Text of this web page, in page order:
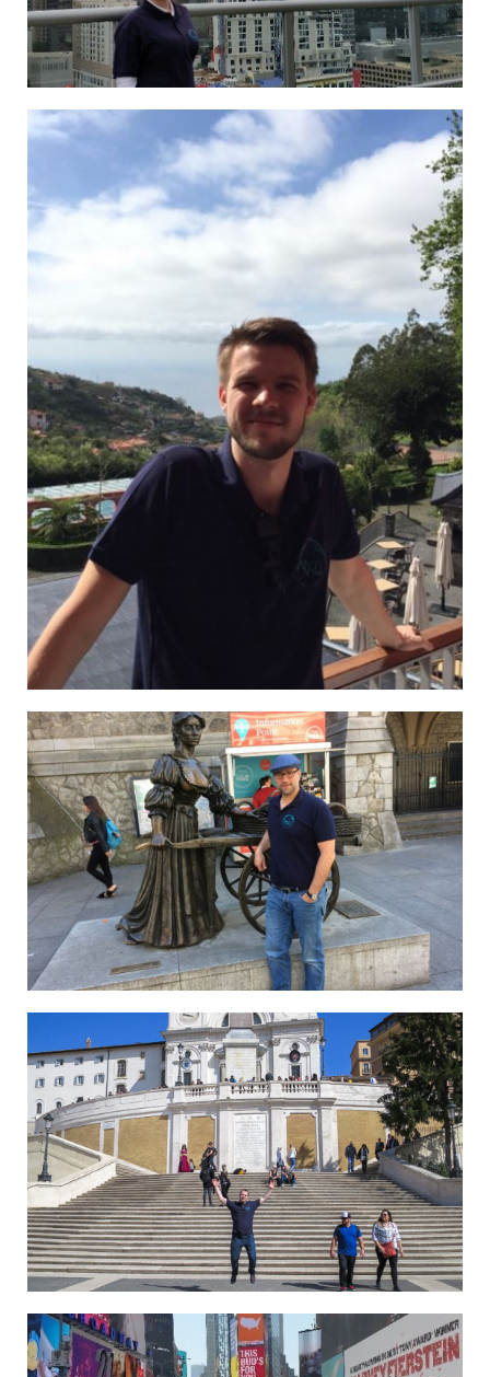
Marina in St. Louis
Sebastian auf Madeira
Torsten in Dublin
Marvin und Jana in Rom